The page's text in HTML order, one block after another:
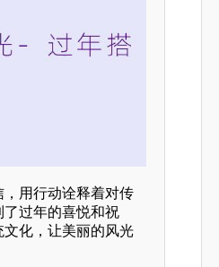
用行动诠释着对传
过年的喜悦和祝
化，让美丽的风光